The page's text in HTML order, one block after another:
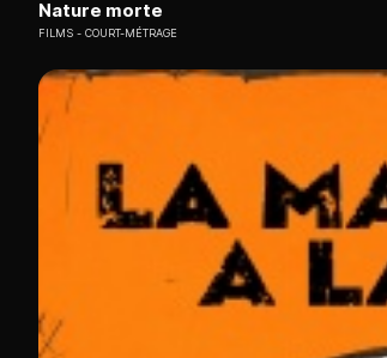
Nature morte
FILMS COURT-MÉTRAGE